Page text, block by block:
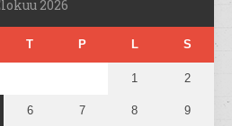
2026
T P L S
1 2
6 7 8 9